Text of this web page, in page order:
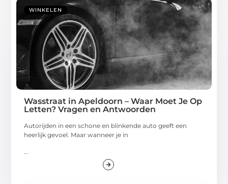
WINKELEN
Wasstraat in Apeldoorn – Waar Moet Je Op
Letten? Vragen en Antwoorden
Autorijden in een schone en blinkende auto geeft een
heerlijk gevoel. Maar wanneer je in